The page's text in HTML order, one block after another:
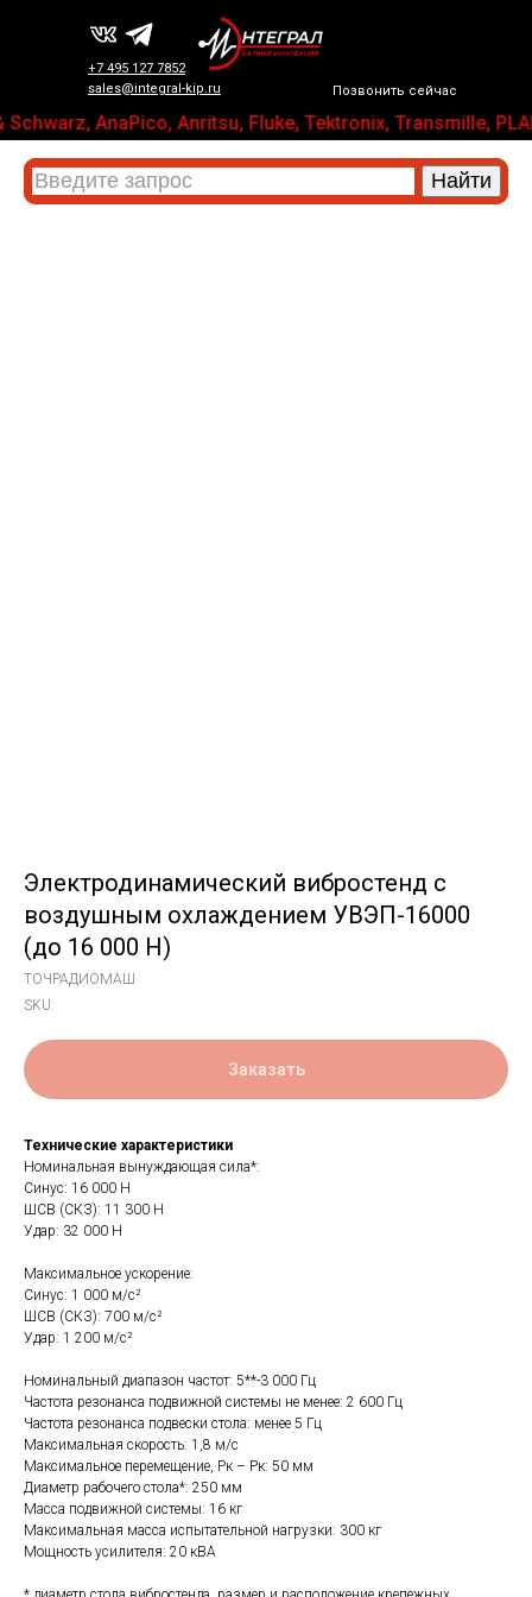
Позвонить сейчас
+7 495 127 7852
sales@integral-kip.ru
AnaPico, Anritsu, Fluke, Tektronix, Transmille,
Электродинамический вибростенд с
воздушным охлаждением УВЭП-16000
(до 16 000 Н)
ТОЧРАДИОМАШ
SKU:
Заказать
Технические характеристики
Номинальная вынуждающая сила*:
Синус: 16 000 Н
ШСВ (СКЗ): 11 300 Н
Удар: 32 000 Н
Максимальное ускорение:
Синус: 1 000 м/с²
ШСВ (СКЗ): 700 м/с²
Удар: 1 200 м/с²
Номинальный диапазон частот: 5**-3 000 Гц
Частота резонанса подвижной системы не менее: 2 600 Гц
Частота резонанса подвески стола: менее 5 Гц
Максимальная скорость: 1,8 м/с
Максимальное перемещение, Рк – Рк: 50 мм
Диаметр рабочего стола*: 250 мм
Масса подвижной системы: 16 кг
Максимальная масса испытательной нагрузки: 300 кг
Мощность усилителя: 20 кВА